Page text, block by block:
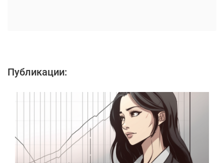
Публикации: